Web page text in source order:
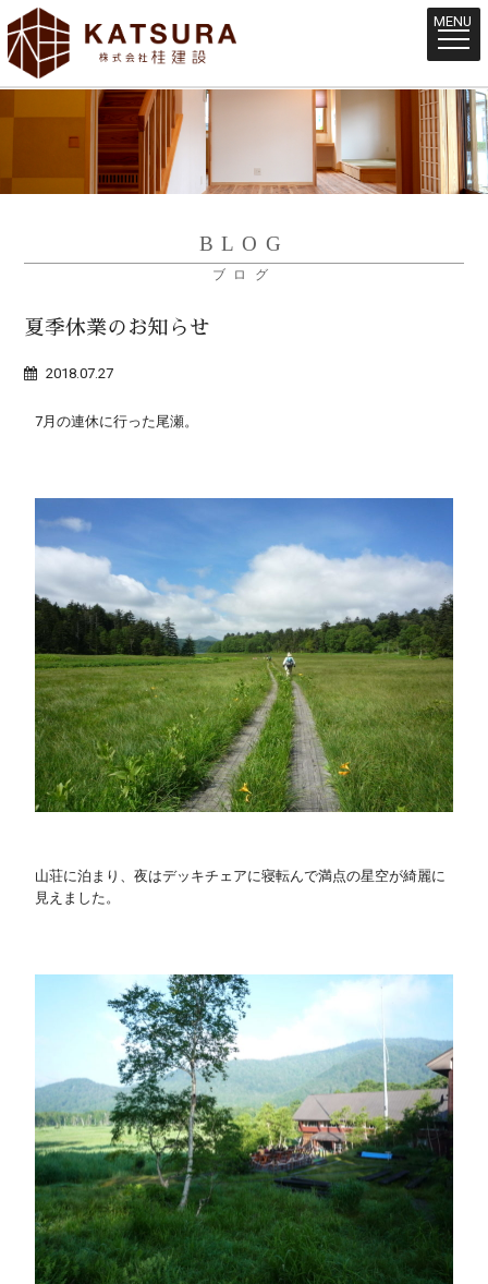
MENU
BLOG
ブログ
夏季休業のお知らせ
2018.07.27
7月の連休に行った尾瀬。
山荘に泊まり、夜はデッキチェアに寝転んで満点の星空が綺麗に
見えました。